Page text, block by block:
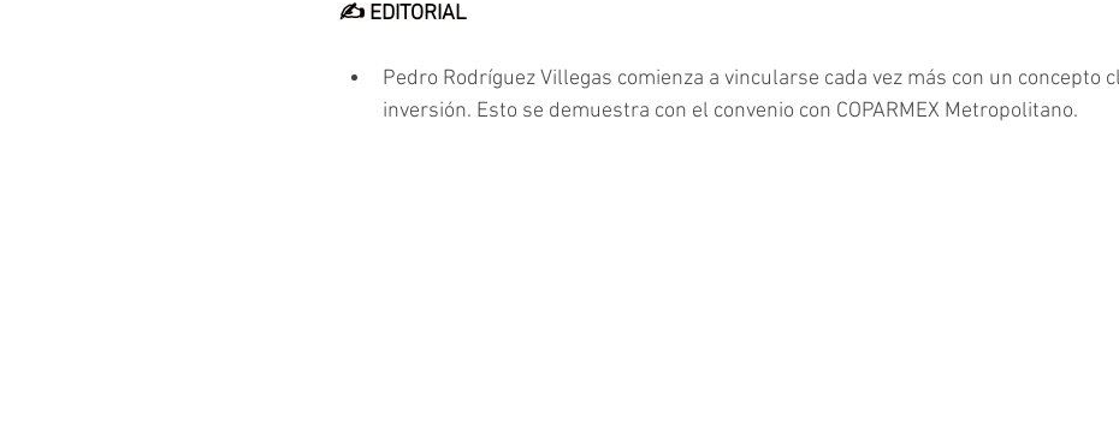
✍️ EDITORIAL
Pedro Rodríguez Villegas comienza a vincularse cada vez más con un concepto
inversión. Esto se demuestra con el convenio con COPARMEX Metropolitano.